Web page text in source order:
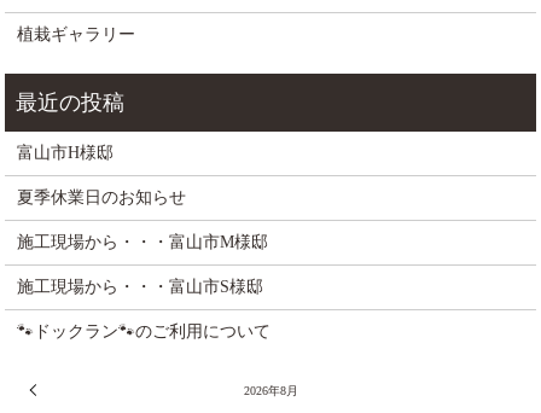
植栽ギャラリー
富山市H様邸
夏季休業日のお知らせ
施工現場から・・・富山市M様邸
施工現場から・・・富山市S様邸
🐾ドックラン🐾のご利用について
2026年8月